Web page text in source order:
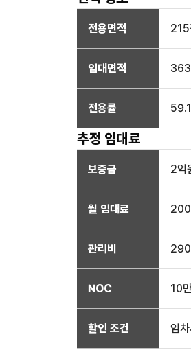
전용면적 215
임대면적
전용률
추정 임대료
보증금 2억
월 임대료
관리비 290
NOC 10
할인 조건 임